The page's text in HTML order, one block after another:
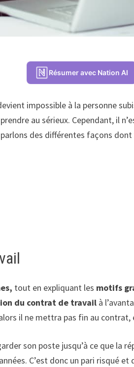
Résumer avec Nation AI
impossible à la personne
au sérieux. Cependant, il
des différentes façons dont
tout en expliquant les motifs
du contrat de travail à
il ne mettra pas fin au
son poste jusqu’à ce que la
C’est donc un pari risqué